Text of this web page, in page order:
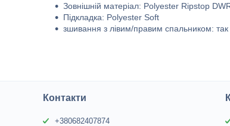
Зовнішній матеріал: Polyester Ripstop
Підкладка: Polyester Soft
зшивання з лівим/правим спальником: так
Контакти
+380682407874